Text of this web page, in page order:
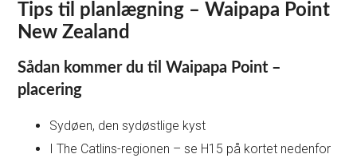
Tips til planlægning – Waipapa Point
New Zealand
Sådan kommer du til Waipapa Point –
placering
Sydøen, den sydøstlige kyst
I The Catlins-regionen – se H15 på kortet nedenfor